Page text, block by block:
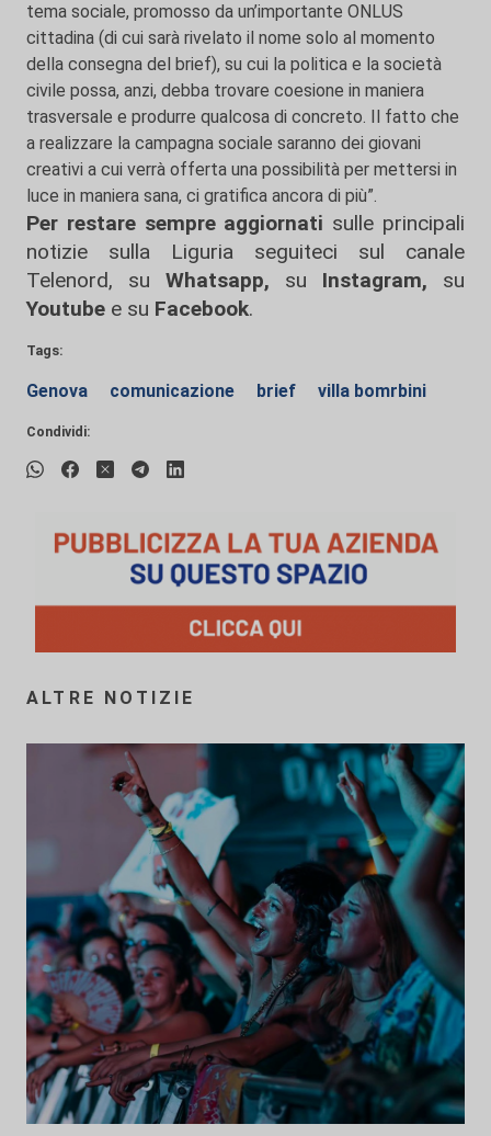
tema sociale, promosso da un’importante ONLUS
cittadina (di cui sarà rivelato il nome solo al momento
della consegna del brief), su cui la politica e la società
civile possa, anzi, debba trovare coesione in maniera
trasversale e produrre qualcosa di concreto. Il fatto che
a realizzare la campagna sociale saranno dei giovani
creativi a cui verrà offerta una possibilità per mettersi in
luce in maniera sana, ci gratifica ancora di più”.
Per restare sempre aggiornati sulle principali
notizie sulla Liguria seguiteci sul canale
Telenord, su
Whatsapp, su Instagram, su
Youtube e su Facebook.
Tags:
Genova comunicazione brief villa bomrbini
Condividi:
ALTRE NOTIZIE